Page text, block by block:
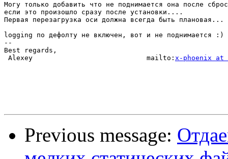
Могу только добавить что не поднимается она после
если это произошло сразу после установки....
Первая перезагрузка оси должна всегда быть плановая...
logging по дефолту не включен, вот и не поднимается :)
--
Best regards,
Alexey                            mailto: x-phoenix at
Previous message: